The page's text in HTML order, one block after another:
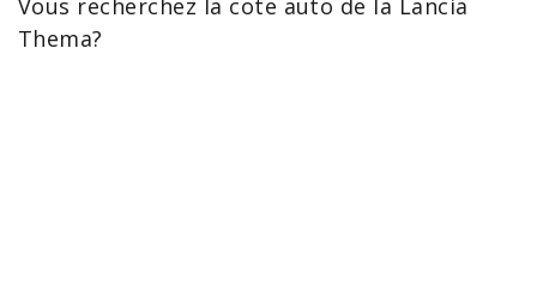
Vous recherchez la cote auto de la Lancia
Thema?